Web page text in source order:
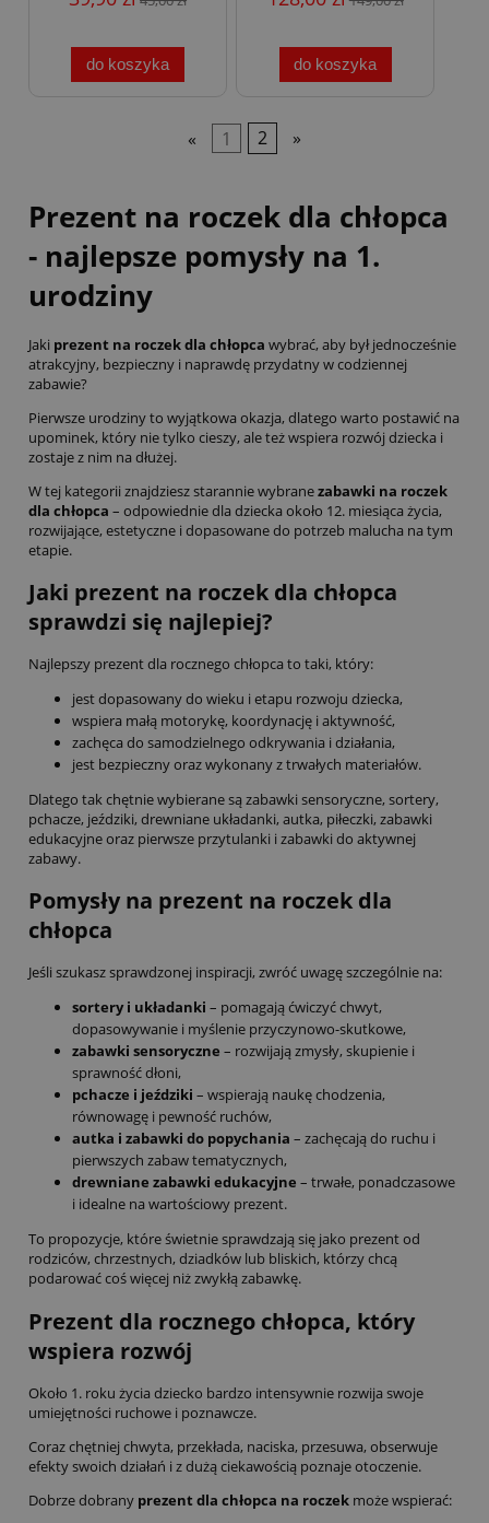
do koszyka do koszyka
« 1 2 »
Prezent na roczek dla chłopca
- najlepsze pomysły na 1.
urodziny
Jaki prezent na roczek dla chłopca wybrać, aby był jednocześnie
atrakcyjny, bezpieczny i naprawdę przydatny w codziennej
zabawie?
Pierwsze urodziny to wyjątkowa okazja, dlatego warto postawić na
upominek, który nie tylko cieszy, ale też wspiera rozwój dziecka i
zostaje z nim na dłużej.
W tej kategorii znajdziesz starannie wybranezabawki na roczek
dla chłopca – odpowiednie dla dziecka około 12. miesiąca życia,
rozwijające, estetyczne i dopasowane do potrzeb malucha na tym
etapie.
Jaki prezent na roczek dla chłopca
sprawdzi się najlepiej?
Najlepszy prezent dla rocznego chłopca to taki, który:
jest dopasowany do wieku i etapu rozwoju dziecka,
wspiera małą motorykę, koordynację i aktywność,
zachęca do samodzielnego odkrywania i działania,
jest bezpieczny oraz wykonany z trwałych materiałów.
Dlatego tak chętnie wybierane są zabawki sensoryczne, sortery,
pchacze, jeździki, drewniane układanki, autka, piłeczki, zabawki
edukacyjne oraz pierwsze przytulanki i zabawki do aktywnej
zabawy.
Pomysły na prezent na roczek dla
chłopca
Jeśli szukasz sprawdzonej inspiracji, zwróć uwagę szczególnie na:
sortery i układanki – pomagają ćwiczyć chwyt,
dopasowywanie i myślenie przyczynowo-skutkowe,
zabawki sensoryczne – rozwijają zmysły, skupienie i
sprawność dłoni,
pchacze i jeździki – wspierają naukę chodzenia,
równowagę i pewność ruchów,
autka i zabawki do popychania – zachęcają do ruchu i
pierwszych zabaw tematycznych,
drewniane zabawki edukacyjne – trwałe, ponadczasowe
i idealne na wartościowy prezent.
To propozycje, które świetnie sprawdzają się jako prezent od
rodziców, chrzestnych, dziadków lub bliskich, którzy chcą
podarować coś więcej niż zwykłą zabawkę.
Prezent dla rocznego chłopca, który
wspiera rozwój
Około 1. roku życia dziecko bardzo intensywnie rozwija swoje
umiejętności ruchowe i poznawcze.
Coraz chętniej chwyta, przekłada, naciska, przesuwa, obserwuje
efekty swoich działań i z dużą ciekawością poznaje otoczenie.
Dobrze dobrany prezent dla chłopca na roczek może wspierać: